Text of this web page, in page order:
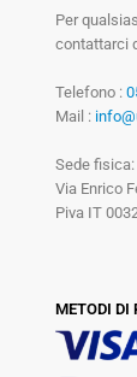
Per
contattarci
Telefono :
Mail :
Sede fisica:
Via Enrico
Piva IT
METODI DI